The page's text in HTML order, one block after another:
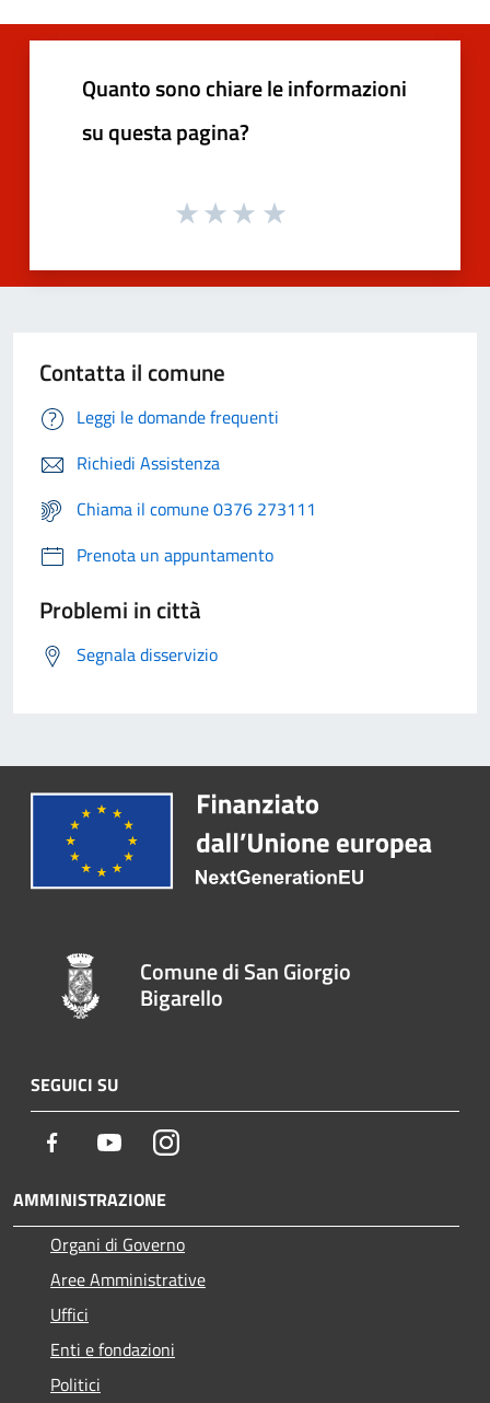
Quanto sono chiare le informazioni
su questa pagina?
Contatta il comune
Leggi le domande frequenti
Richiedi Assistenza
Chiama il comune 0376 273111
Prenota un appuntamento
Problemi in città
Segnala disservizio
Comune di San Giorgio
Bigarello
SEGUICI SU
Facebook YoutubeInstagram
AMMINISTRAZIONE
Organi di Governo
Aree Amministrative
Uffici
Enti e fondazioni
Politici